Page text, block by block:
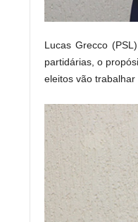
Lucas Grecco
partidárias, o
eleitos vão